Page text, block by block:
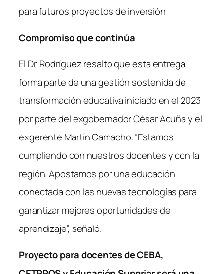
para futuros proyectos de inversión
Compromiso que continúa
El Dr. Rodríguez resaltó que esta entrega
forma parte de una gestión sostenida de
transformación educativa iniciado en el 2023
por parte del exgobernador César Acuña y el
exgerente Martín Camacho. “Estamos
cumpliendo con nuestros docentes y con la
región. Apostamos por una educación
conectada con las nuevas tecnologías para
garantizar mejores oportunidades de
aprendizaje”, señaló.
Proyecto para docentes de CEBA,